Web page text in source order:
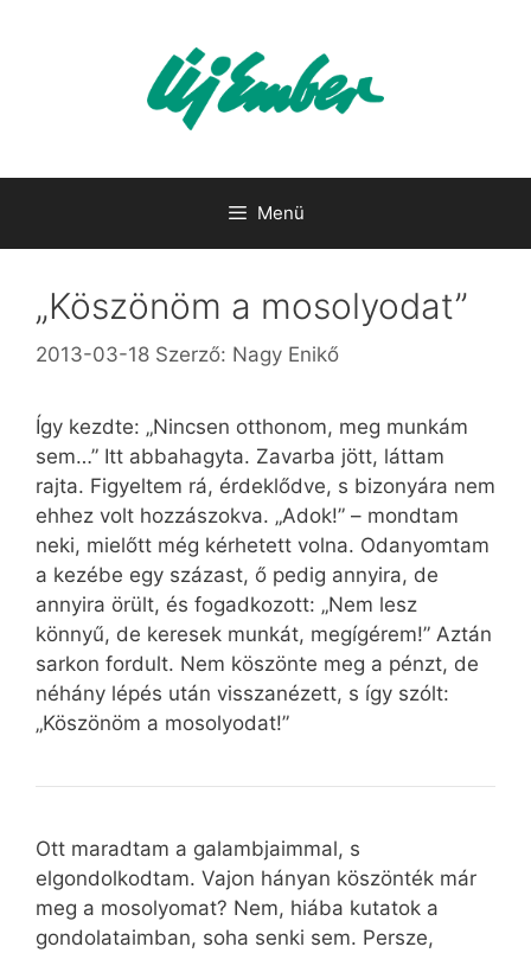
Menü
„Köszönöm a mosolyodat”
2013-03-18 Szerző: Nagy Enikő
Így kezdte: „Nincsen otthonom, meg munkám
sem…” Itt abbahagyta. Zavarba jött, láttam
rajta. Figyeltem rá, érdeklődve, s bizonyára nem
ehhez volt hozzászokva. „Adok!” – mondtam
neki, mielőtt még kérhetett volna. Odanyomtam
a kezébe egy százast, ő pedig annyira, de
annyira örült, és fogadkozott: „Nem lesz
könnyű, de keresek munkát, megígérem!” Aztán
sarkon fordult. Nem köszönte meg a pénzt, de
néhány lépés után visszanézett, s így szólt:
„Köszönöm a mosolyodat!”
Ott maradtam a galambjaimmal, s
elgondolkodtam. Vajon hányan köszönték már
meg a mosolyomat? Nem, hiába kutatok a
gondolataimban, soha senki sem. Persze,